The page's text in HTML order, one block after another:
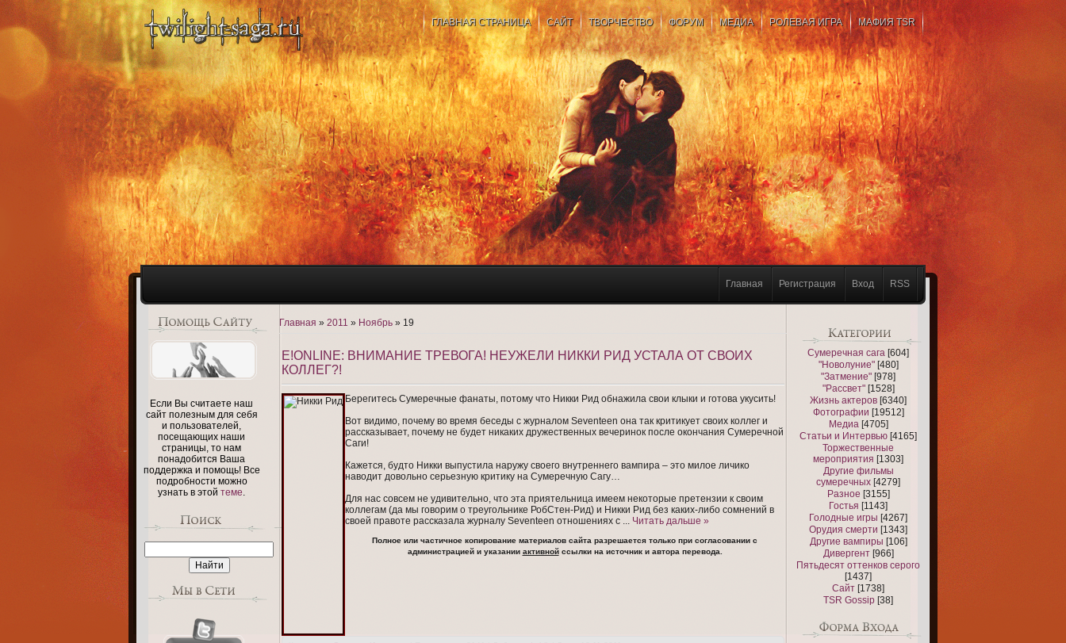
ГЛАВНАЯ СТРАНИЦА САЙТ ТВОРЧЕСТВО ФОРУМ МЕДИА РОЛЕВАЯ ИГРА МАФИЯ TSR
Главная Регистрация Вход RSS
Если Вы считаете наш
сайт полезным для себя
и пользователей,
посещающих наши
страницы, то нам
понадобится Ваша
поддержка и помощь! Все
подробности можно
узнать в этой теме.
Главная » 2011 » Ноябрь » 19
E!ONLINE: ВНИМАНИЕ ТРЕВОГА! НЕУЖЕЛИ НИККИ РИД УСТАЛА ОТ СВОИХ
КОЛЛЕГ?!
Берегитесь Сумеречные фанаты, потому что Никки Рид обнажила свои клыки и готова укусить!
Вот видимо, почему во время беседы с журналом Seventeen она так критикует своих коллег и
рассказывает, почему не будет никаких дружественных вечеринок после окончания Сумеречной
Саги!
Кажется, будто Никки выпустила наружу своего внутреннего вампира – это милое личико
наводит довольно серьезную критику на Сумеречную Сагу…
Для нас совсем не удивительно, что эта приятельница имеем некоторые претензии к своим
коллегам (да мы говорим о треугольнике РобСтен-Рид) и Никки Рид без каких-либо сомнений в
своей правоте рассказала журналу Seventeen отношениях с ... Читать дальше »
Полное или частичное копирование материалов сайта разрешается только при согласовании с
администрацией и указании активнойссылки на источник и автора перевода.
Сумеречная сага [604]
"Новолуние" [480]
"Затмение" [978]
"Рассвет" [1528]
Жизнь актеров [6340]
Фотографии [19512]
Медиа [4705]
Статьи и Интервью [4165]
Торжественные
мероприятия [1303]
Другие фильмы
сумеречных [4279]
Разное [3155]
Гостья [1143]
Голодные игры [4267]
Орудия смерти [1343]
Другие вампиры [106]
Дивергент [966]
Пятьдесят оттенков серого
[1437]
Сайт [1738]
TSR Gossip [38]